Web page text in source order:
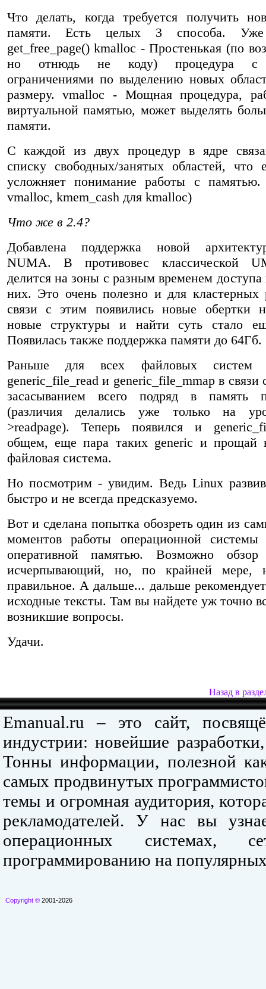
Что делать, когда требуется получить
памяти. Есть целых 3 способа. Уже
get_free_page() kmalloc - Простенькая (по
но отнюдь не коду) процедура с
ограничениями по выделению новых
размеру. vmalloc - Мощная процедура,
виртуальной памятью, может выделять
памяти.
С каждой из двух процедур в ядре
списку свободных/занятых областей, что
усложняет понимание работы с
vmalloc, kmem_cash для kmalloc)
Что же в 2.4?
Добавлена поддержка новой
NUMA. В противовес классической
делится на зоны с разным временем
них. Это очень полезно и для
связи с этим появились новые обертки
новые структуры и найти суть стало
Появилась также поддержка памяти до 64Гб.
Раньше для всех файловых
generic_file_read и generic_file_mmap в связи
засасыванием всего подряд в память
(различия делались уже только на
>readpage). Теперь появился и
общем, еще пара таких generic и прощай
файловая система.
Но посмотрим - увидим. Ведь Linux
быстро и не всегда предсказуемо.
Вот и сделана попытка обозреть один из
моментов работы операционной
оперативной памятью. Возможно
исчерпывающий, но, по крайней мере,
правильное. А дальше... дальше
исходные тексты. Там вы найдете уж точно
возникшие вопросы.
Удачи.
Назад в
Emanual.ru – это сайт,
индустрии: новейшие
Тонны информации, полезной
самых продвинутых
темы и огромная аудитория,
рекламодателей. У нас вы
операционных системах,
программированию на
Copyright © 2001-2026